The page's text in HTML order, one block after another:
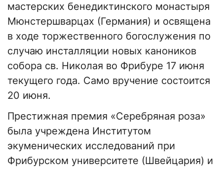
мастерских бенедиктинского монастыря
Мюнстершварцах (Германия) и освящена
в ходе торжественного богослужения по
случаю инсталляции новых каноников
собора св. Николая во Фрибуре 17 июня
текущего года. Само вручение состоится
20 июня.
Престижная премия «Серебряная роза»
была учреждена Институтом
экуменических исследований при
Фрибурском университете (Швейцария) и